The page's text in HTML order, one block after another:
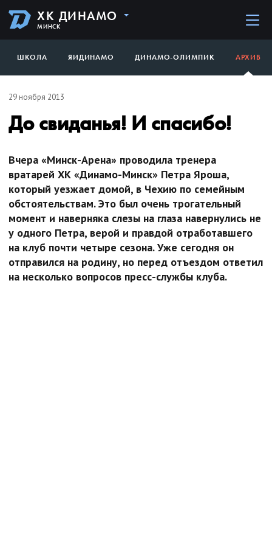
ХК ДИНАМО
МИНСК
ШКОЛА ЯИДИНАМО ДИНАМО-ОЛИМПИК АРХИВ
29 ноября 2013
До свиданья! И спасибо!
Вчера «Минск-Арена» проводила тренера
вратарей ХК «Динамо-Минск» Петра Яроша,
который уезжает домой, в Чехию по семейным
обстоятельствам. Это был очень трогательный
момент и наверняка слезы на глаза навернулись не
у одного Петра, верой и правдой отработавшего
на клуб почти четыре сезона. Уже сегодня он
отправился на родину, но перед отъездом ответил
на несколько вопросов пресс-службы клуба.